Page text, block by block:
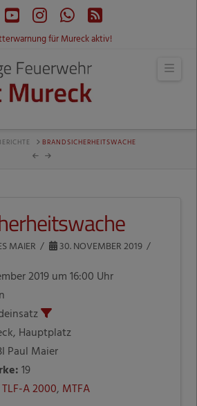
YouTube
Instagram
Whatsapp
RSS
für Mureck aktiv!
BRANDSICHERHEITSWACHE
MAIER 30. NOVEMBER 2019
2019 um 16:00 Uhr
Hauptplatz
Paul Maier
19
TLF-A 2000, MTFA